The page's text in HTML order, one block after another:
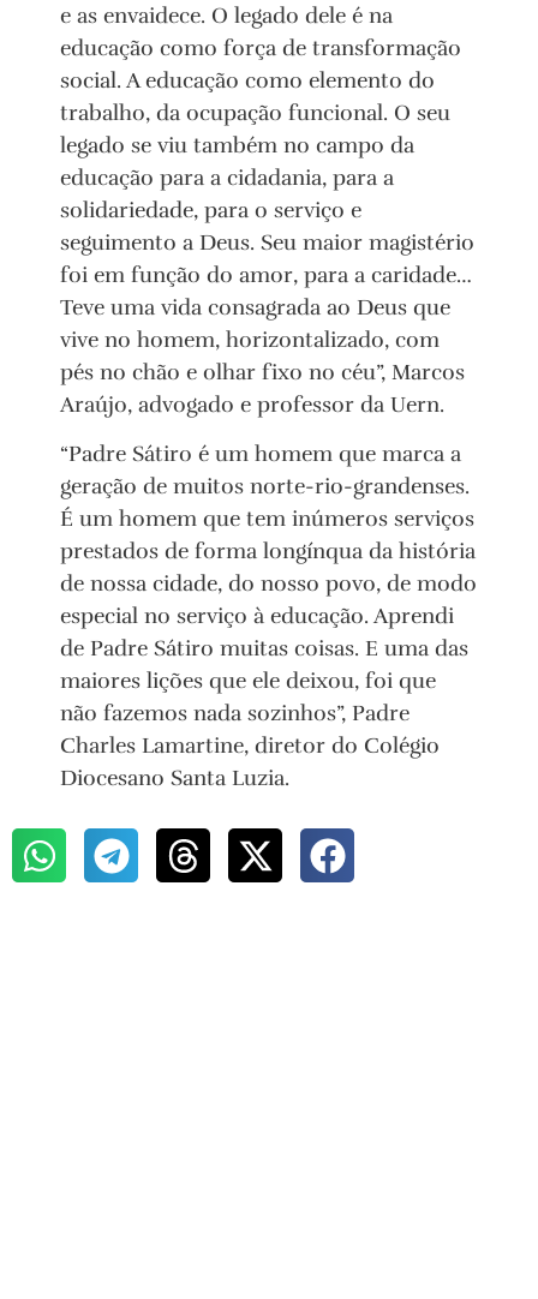
e as envaidece. O legado dele é na
educação como força de transformação
social. A educação como elemento do
trabalho, da ocupação funcional. O seu
legado se viu também no campo da
educação para a cidadania, para a
solidariedade, para o serviço e
seguimento a Deus. Seu maior magistério
foi em função do amor, para a caridade…
Teve uma vida consagrada ao Deus que
vive no homem, horizontalizado, com
pés no chão e olhar fixo no céu”, Marcos
Araújo, advogado e professor da Uern.
“Padre Sátiro é um homem que marca a
geração de muitos norte-rio-grandenses.
É um homem que tem inúmeros serviços
prestados de forma longínqua da história
de nossa cidade, do nosso povo, de modo
especial no serviço à educação. Aprendi
de Padre Sátiro muitas coisas. E uma das
maiores lições que ele deixou, foi que
não fazemos nada sozinhos”, Padre
Charles Lamartine, diretor do Colégio
Diocesano Santa Luzia.